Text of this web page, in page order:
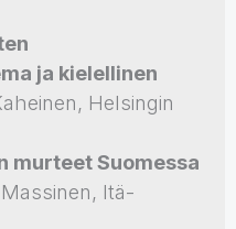
ja kielellinen
Helsingin
murteet Suomessa
Itä-